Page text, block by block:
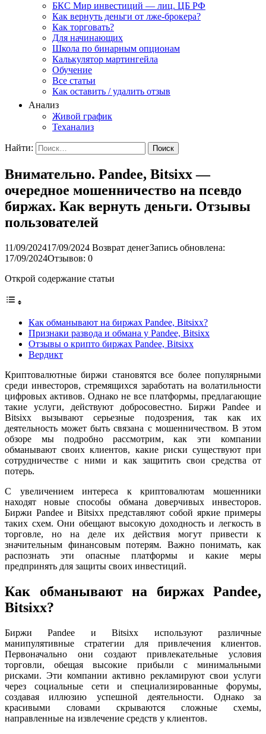
БКС Мир инвестиций — лиц. ЦБ РФ
Как вернуть деньги от лже-брокера?
Как торговать?
Для начинающих
Школа по бинарным опционам
Калькулятор мартингейла
Обучение
Все статьи
Как оставить / удалить отзыв
Анализ
Живой график
Теханализ
Найти:
Внимательно. Pandee, Bitsixx —
очередное мошенничество на псевдо
биржах. Как вернуть деньги. Отзывы
пользователей
11/09/202417/09/2024 Возврат денегЗапись обновлена:
17/09/2024Отзывов: 0
Открой содержание статьи
Как обманывают на биржах Pandee, Bitsixx?
Признаки развода и обмана у Pandee, Bitsixx
Отзывы о крипто биржах Pandee, Bitsixx
Вердикт
Криптовалютные биржи становятся все более популярными
среди инвесторов, стремящихся заработать на волатильности
цифровых активов. Однако не все платформы, предлагающие
такие услуги, действуют добросовестно. Биржи Pandee и
Bitsixx вызывают серьезные подозрения, так как их
деятельность может быть связана с мошенничеством. В этом
обзоре мы подробно рассмотрим, как эти компании
обманывают своих клиентов, какие риски существуют при
сотрудничестве с ними и как защитить свои средства от
потерь.
С увеличением интереса к криптовалютам мошенники
находят новые способы обмана доверчивых инвесторов.
Биржи Pandee и Bitsixx представляют собой яркие примеры
таких схем. Они обещают высокую доходность и легкость в
торговле, но на деле их действия могут привести к
значительным финансовым потерям. Важно понимать, как
распознать эти опасные платформы и какие меры
предпринять для защиты своих инвестиций.
Как обманывают на биржах Pandee,
Bitsixx?
Биржи Pandee и Bitsixx используют различные
манипулятивные стратегии для привлечения клиентов.
Первоначально они создают привлекательные условия
торговли, обещая высокие прибыли с минимальными
рисками. Эти компании активно рекламируют свои услуги
через социальные сети и специализированные форумы,
создавая иллюзию успешной деятельности. Однако за
красивыми словами скрываются сложные схемы,
направленные на извлечение средств у клиентов.